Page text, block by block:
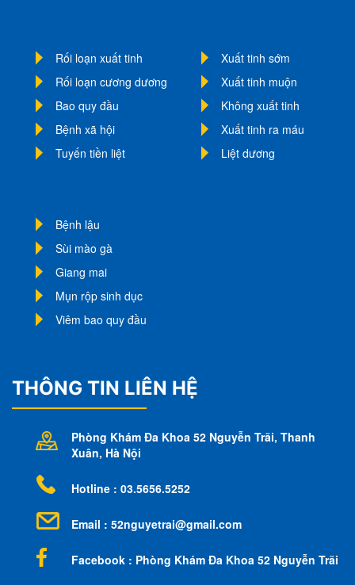
Rối loạn xuất tinh
Rối loạn cương dương
Bao quy đầu
Bệnh xã hội
Tuyến tiền liệt
Xuất tinh sớm
Xuất tinh muộn
Không xuất tinh
Xuất tinh ra máu
Liệt dương
Bệnh lậu
Sùi mào gà
Giang mai
Mụn rộp sinh dục
Viêm bao quy đầu
THÔNG TIN LIÊN HỆ
Phòng Khám Đa Khoa 52 Nguyễn Trãi, Thanh
Xuân, Hà Nội
Hotline : 03.5656.5252
Email : 52nguyetrai@gmail.com
Facebook : Phòng Khám Đa Khoa 52 Nguyễn Trãi